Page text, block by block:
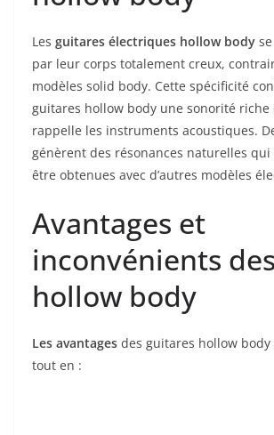
Les guitares électriques hollow body
par leur corps totalement creux,
modèles solid⁤ body. Cette ⁤spécificité⁤
guitares ‍hollow ⁣body une sonorité
rappelle les ⁣instruments acoustiques.
génèrent des résonances naturelles
être obtenues avec d’autres ⁣modèles
Avantages et
inconvénients des
hollow body
​Les avantages des guitares hollow
tout en :